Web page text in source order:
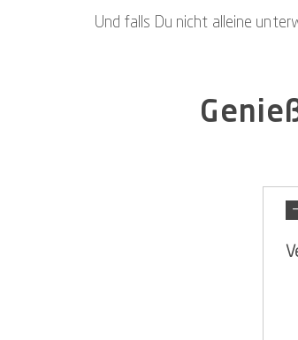
Und falls Du nicht alleine